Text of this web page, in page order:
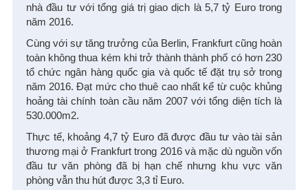
nhà đầu tư với tổng giá trị giao dịch là 5,7 tỷ Euro trong
năm 2016.
Cùng với sự tăng trưởng của Berlin, Frankfurt cũng hoàn
toàn không thua kém khi trở thành thành phố có hơn 230
tổ chức ngân hàng quốc gia và quốc tế đặt trụ sở trong
năm 2016. Đạt mức cho thuê cao nhất kể từ cuộc khủng
hoảng tài chính toàn cầu năm 2007 với tổng diện tích là
530.000m2.
Thực tế, khoảng 4,7 tỷ Euro đã được đầu tư vào tài sản
thương mại ở Frankfurt trong 2016 và mặc dù nguồn vốn
đầu tư văn phòng đã bị hạn chế nhưng khu vực văn
phòng vẫn thu hút được 3,3 tỉ Euro.